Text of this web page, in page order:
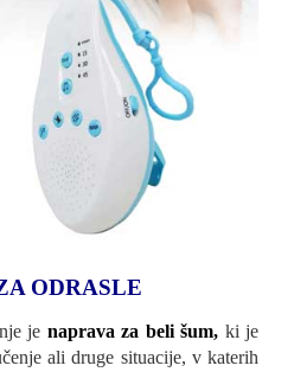
ODRASLE
je naprava za beli šum, ki je
ali druge situacije, v katerih